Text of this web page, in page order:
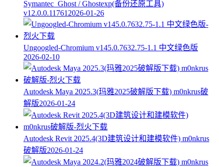
Symantec_Ghost / Ghostexp(备份还原工具)
v12.0.0.11761 2026-01-26
Ungoogled-Chromium v145.0.7632.75-1.1 中文绿色版
2026-02-10
Autodesk Maya 2025.3(玛雅2025破解版下载) m0nkrus破
解版2026-01-24
Autodesk Revit 2025.4(3D建筑设计和建模软件) m0nkrus
破解版2026-01-24